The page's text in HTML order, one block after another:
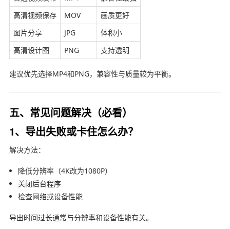
高清视频保存
MOV
画质更好
图片分享
JPG
体积小
高清设计图
PNG 支持透明
建议优先选择MP4和PNG，兼容性与质量较为平衡。
五、常见问题解决（必看）
1、导出失败或卡住怎么办？
解决方法：
降低分辨率（4K改为1080P）
关闭后台程序
检查网络或设备性能
导出时间过长通常与分辨率和设备性能有关。